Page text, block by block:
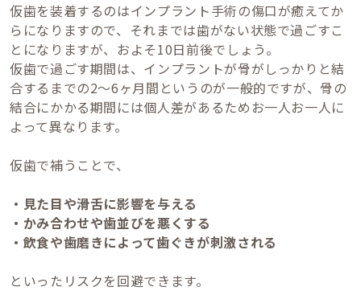
仮歯を装着するのはインプラント手術の傷口が癒えてか
らになりますので、それまでは歯がない状態で過ごすこ
とになりますが、およそ10日前後でしょう。
仮歯で過ごす期間は、インプラントが骨がしっかりと結
合するまでの2～6ヶ月間というのが一般的ですが、骨の
結合にかかる期間には個人差があるためお一人お一人に
よって異なります。
仮歯で補うことで、
・見た目や滑舌に影響を与える
・かみ合わせや歯並びを悪くする
・飲食や歯磨きによって歯ぐきが刺激される
といったリスクを回避できます。